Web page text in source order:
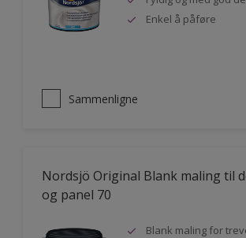
Enkel å påføre
Sammenligne
Nordsjö Original Blank maling til
og panel 70
Blank maling for